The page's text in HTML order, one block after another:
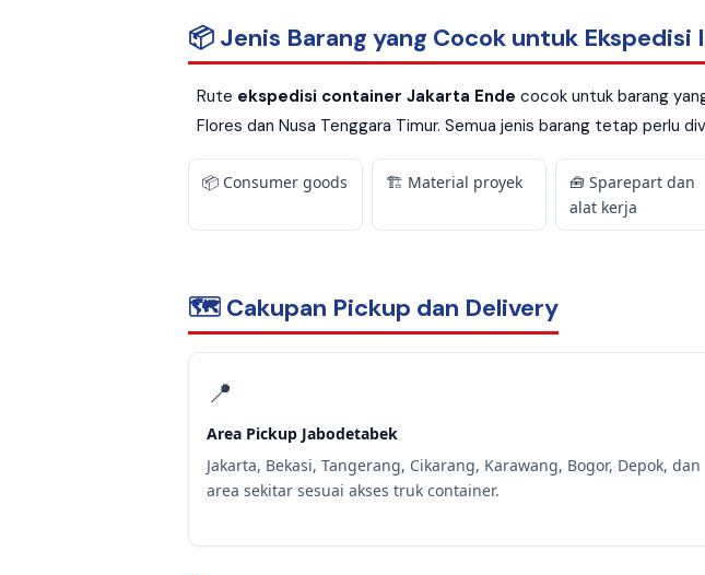
📦 Jenis Barang yang Cocok untuk Ekspedisi
Rute ekspedisi container Jakarta Ende cocok untuk barang
Flores dan Nusa Tenggara Timur. Semua jenis barang tetap perlu
📦 Consumer goods 🏗️ Material proyek
🧰 Sparepart dan
alat kerja
🗺️ Cakupan Pickup dan Delivery
📍
Area Pickup Jabodetabek
Jakarta, Bekasi, Tangerang, Cikarang, Karawang, Bogor, Depok, dan
area sekitar sesuai akses truk container.